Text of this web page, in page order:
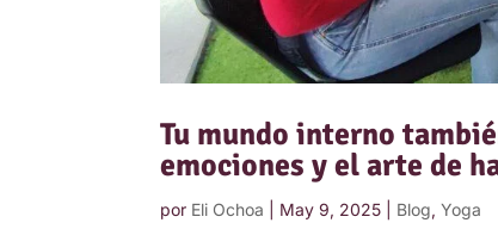
Tu mundo interno
emociones y el arte de
por Eli Ochoa May 9, 2025 Blog,Yoga